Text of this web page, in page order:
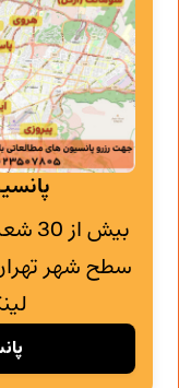
بیش
سطح شهر